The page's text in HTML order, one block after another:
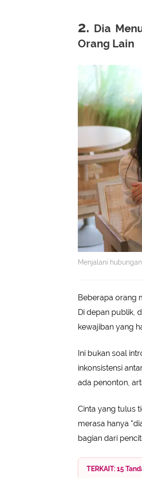
2. Dia
Orang Lain
Menjalani
Beberapa orang
Di depan publik,
kewajiban yang
Ini bukan soal
inkonsistensi
ada penonton,
Cinta yang tulus
merasa hanya
bagian dari
TERKAIT: 15